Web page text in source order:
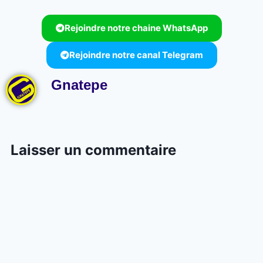
Rejoindre notre chaine WhatsApp
Rejoindre notre canal Telegram
Gnatepe
Laisser un commentaire